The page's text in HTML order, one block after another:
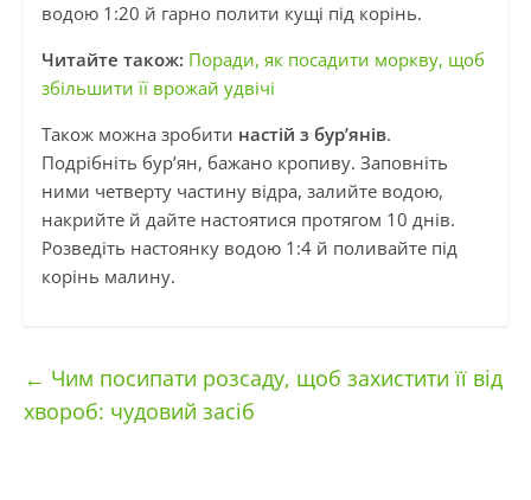
водою 1:20 й гарно полити кущі під корінь.
Читайте також: Поради, як посадити моркву, щоб
збільшити її врожай удвічі
Також можна зробити настій з бур’янів.
Подрібніть бур’ян, бажано кропиву. Заповніть
ними четверту частину відра, залийте водою,
накрийте й дайте настоятися протягом 10 днів.
Розведіть настоянку водою 1:4 й поливайте під
корінь малину.
← Чим посипати розсаду, щоб захистити її від
хвороб: чудовий засіб